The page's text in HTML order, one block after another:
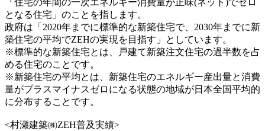
「住宅の年間の一次エネルギー消費量が正味(ネット)でゼロ
となる住宅」のことを指します。
政府は「2020年までに標準的な新築住宅で、2030年までに新
築住宅の平均でZEHの実現を目指す」としています。
※標準的な新築住宅とは、戸建て新築注文住宅の過半数を占
める住宅のことです。
※新築住宅の平均とは、新築住宅のエネルギー産出量と消費
量がプラスマイナスゼロになる状態の地域が日本全国平均的
に分布することです。
<村瀬建築㈱ZEH普及実績>